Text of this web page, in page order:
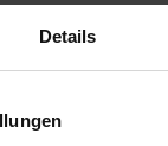
Details